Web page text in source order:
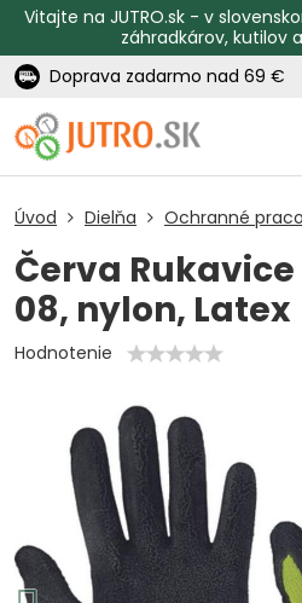
Vitajte na JUTRO.sk - v
záhradkárov, kutilov
Doprava zadarmo nad 69 €
Úvod Dielňa Ochranné
Červa Rukavice
08, nylon, Latex
Hodnotenie